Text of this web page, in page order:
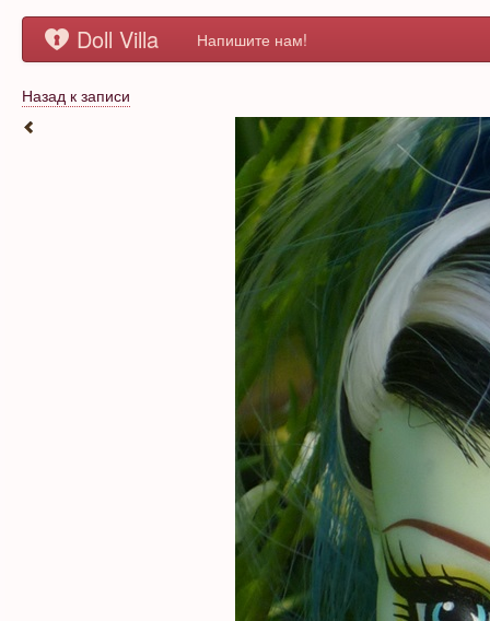
Doll Villa Напишите нам!
Назад к записи